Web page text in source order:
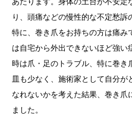
り、頭痛などの慢性的な不定愁訴
特に、巻き爪をお持ちの方は痛み
は自宅から外出できないほど強い
時は爪・足のトラブル、特に巻き
皿も少なく、施術家として自分
なれないかを考えた結果、巻き爪
ました。